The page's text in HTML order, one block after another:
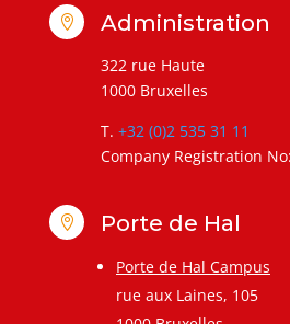
 Administration
322 rue Haute
1000 Bruxelles
T. +32 (0)2 535 31 11
Company Registration
 Porte de Hal
Porte de Hal Campus
rue aux Laines, 105